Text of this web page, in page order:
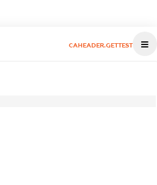
CAHEADER.GETTEST